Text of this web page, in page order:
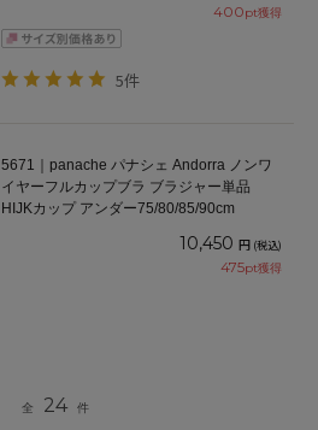
400pt獲得
5件
5671｜panache パナシェ Andorra ノンワ
イヤーフルカップブラ ブラジャー単品
HIJKカップ アンダー75/80/85/90cm
10,450 円 (税込)
475pt獲得
全 24 件